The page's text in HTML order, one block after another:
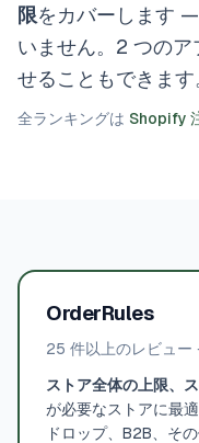
限をカバーします
いません。2 つのア
せることもできます
全ランキングは Shopify
OrderRules
25 件以上のレビュー ·
ストア全体の上限、
が必要なストアに最
ドロップ、B2B、そ